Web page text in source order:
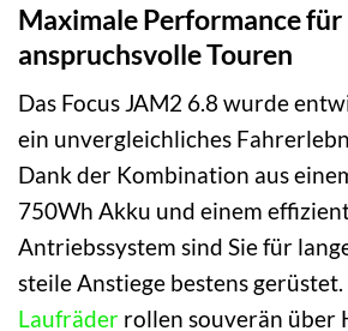
Maximale Performance für
anspruchsvolle Touren
Das Focus JAM2 6.8 wurde
ein unvergleichliches
Dank der Kombination aus
750Wh Akku und einem
Antriebssystem sind Sie für
steile Anstiege bestens
Laufräder rollen souverän über